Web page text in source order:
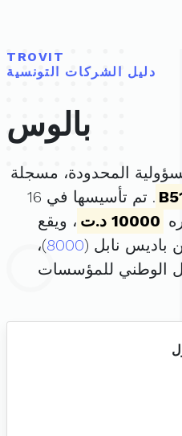
TROVIT
دليل الشركات التونسية
بالوس
المحدودة، مسجلة
. تم تأسيسها في 16
10000 د.ت
، ويقع
باديس نابل (8000)،
الوطني للمؤسسات